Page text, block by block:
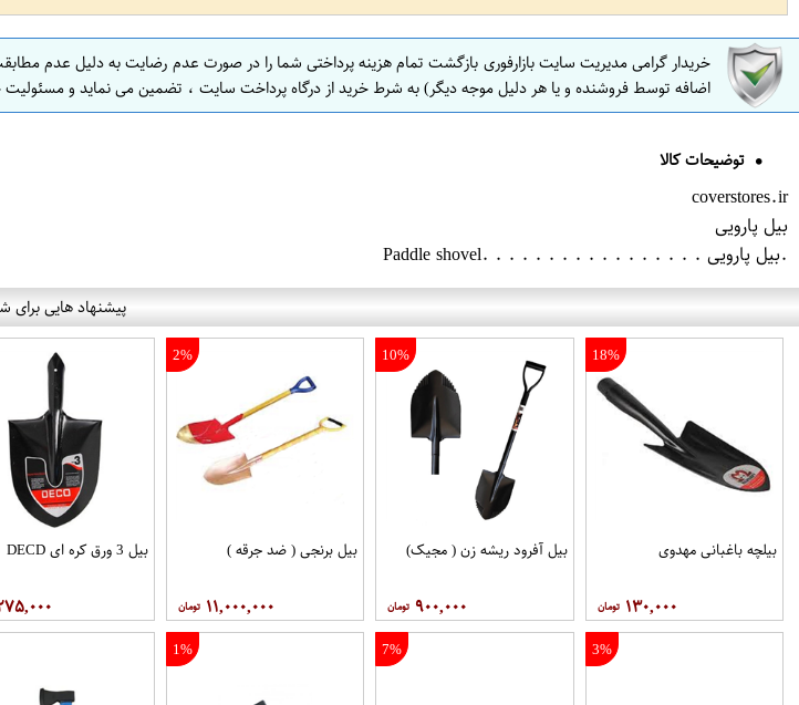
خریدار گرامی مدیریت سایت بازارفوری بازگشت تمام هزینه پرداختی شما را در صورت عدم رضایت به دلیل عدم
اضافه توسط فروشنده و یا هر دلیل موجه دیگر) به شرط خرید از درگاه پرداخت سایت ، تضمین می نماید و مسئولیت
توضیحات کالا
coverstores.ir
بیل پارویی
.بیل پارویی . . . . . . . . . . . . . . . . .Paddle shovel
پیشنهاد هایی برای
18%
بیلچه باغبانی مهدوی
۱۳۰,۰۰۰
10%
بیل آفرود ریشه زن ( مجیک)
۹۰۰,۰۰۰
2%
بیل برنجی ( ضد جرقه )
۱۱,۰۰۰,۰۰۰
بیل 3 ورق کره ای DECD
3%
7%
1%